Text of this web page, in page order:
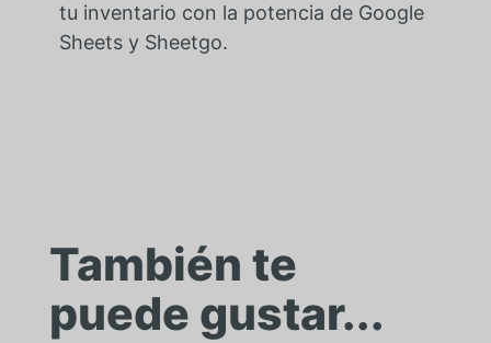
tu inventario con la potencia de Google
Sheets y Sheetgo.
También te
puede gustar...